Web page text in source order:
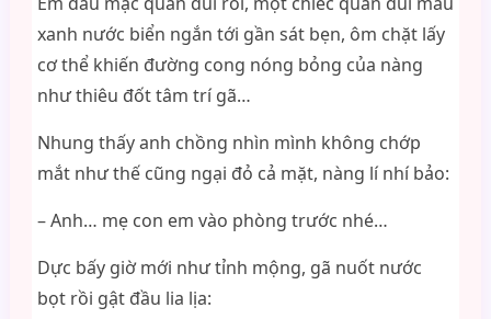
xanh nước biển ngắn tới gần sát bẹn, ôm chặt lấy
cơ thể khiến đường cong nóng bỏng của nàng
như thiêu đốt tâm trí gã…
Nhung thấy anh chồng nhìn mình không chớp
mắt như thế cũng ngại đỏ cả mặt, nàng lí nhí bảo:
– Anh… mẹ con em vào phòng trước nhé…
Dực bấy giờ mới như tỉnh mộng, gã nuốt nước
bọt rồi gật đầu lia lịa: